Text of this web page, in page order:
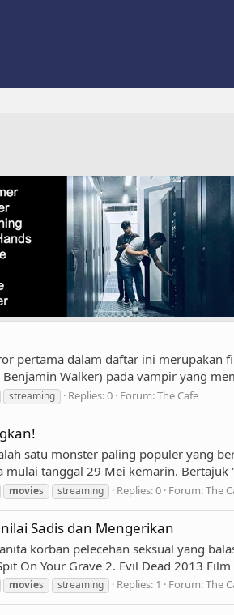
pertama dalam daftar ini merupakan
Walker) pada vampir yang
streaming Replies: 0 Forum:The Cafe
satu monster paling populer yang
tanggal 29 Mei kemarin. Bertajuk
movies streaming Replies: 0 Forum:The
Sadis dan Mengerikan
korban pelecehan seksual yang
On Your Grave 2. Evil Dead 2013
movies streaming Replies: 1 Forum:The